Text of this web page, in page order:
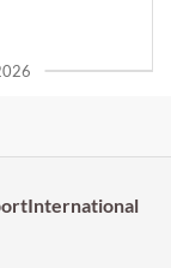
International